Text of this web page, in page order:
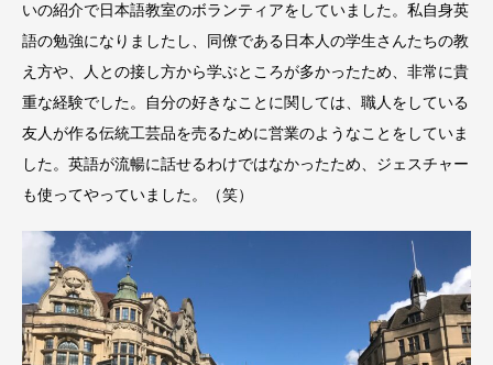
いの紹介で日本語教室のボランティアをしていました。私自身英
語の勉強になりましたし、同僚である日本人の学生さんたちの教
え方や、人との接し方から学ぶところが多かったため、非常に貴
重な経験でした。自分の好きなことに関しては、職人をしている
友人が作る伝統工芸品を売るために営業のようなことをしていま
した。英語が流暢に話せるわけではなかったため、ジェスチャー
も使ってやっていました。（笑）